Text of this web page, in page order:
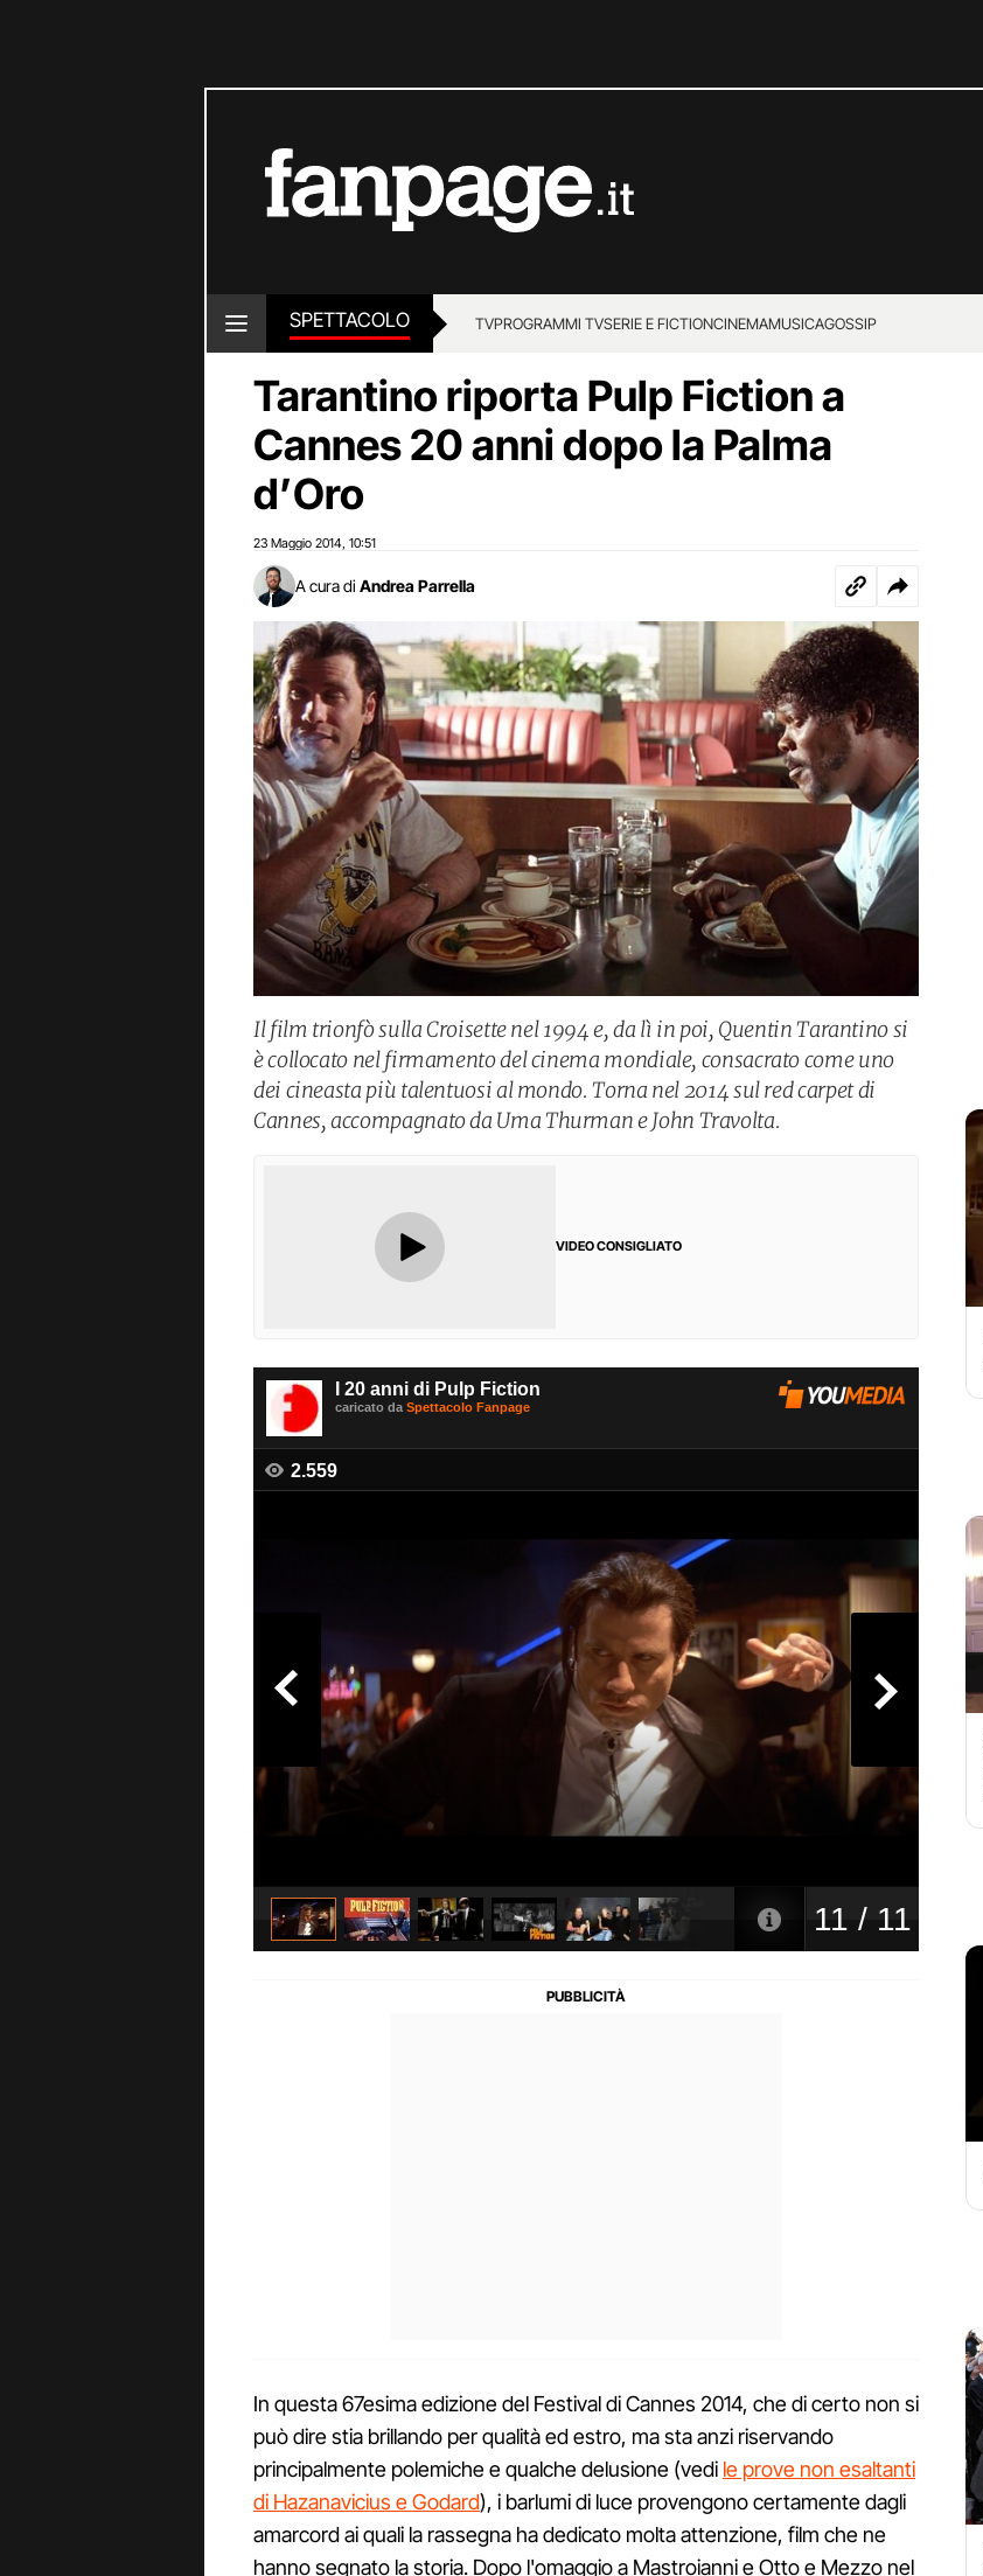
SPETTACOLO TVPROGRAMMI TVSERIE E FICTIONCINEMAMUSICAGOSSIP
Tarantino riporta Pulp Fiction a
Cannes 20 anni dopo la Palma
d’Oro
23 Maggio 2014 10:51
A cura di Andrea Parrella
Il film trionfò sulla Croisette nel 1994 e, da lì in poi, Quentin Tarantino si
è collocato nel firmamento del cinema mondiale, consacrato come uno
dei cineasta più talentuosi al mondo. Torna nel 2014 sul red carpet di
Cannes, accompagnato da Uma Thurman e John Travolta.
VIDEO CONSIGLIATO
In questa 67esima edizione del Festival di Cannes 2014, che di certo non si
può dire stia brillando per qualità ed estro, ma sta anzi riservando
principalmente polemiche e qualche delusione (vedi le prove non esaltanti
di Hazanavicius e Godard), i barlumi di luce provengono certamente dagli
amarcord ai quali la rassegna ha dedicato molta attenzione, film che ne
hanno segnato la storia. Dopo l'omaggio a Mastroianni e Otto e Mezzo nel